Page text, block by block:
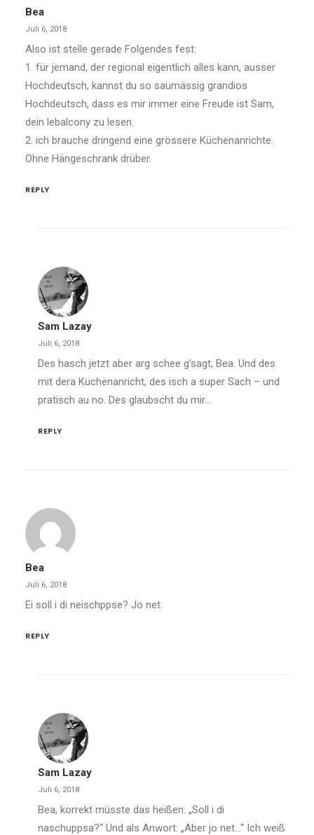
Bea
Juli 6, 2018
Also ist stelle gerade Folgendes fest:
1. für jemand, der regional eigentlich alles kann, ausser
Hochdeutsch, kannst du so saumässig grandios
Hochdeutsch, dass es mir immer eine Freude ist Sam,
dein lebalcony zu lesen.
2. ich brauche dringend eine grössere Küchenanrichte.
Ohne Hängeschrank drüber.
REPLY
Sam Lazay
Juli 6, 2018
Des hasch jetzt aber arg schee g’sagt, Bea. Und des
mit dera Küchenanricht, des isch a super Sach – und
pratisch au no. Des glaubscht du mir…
REPLY
Bea
Juli 6, 2018
Ei soll i di neischppse? Jo net.
REPLY
Sam Lazay
Juli 6, 2018
Bea, korrekt müsste das heißen: „Soll i di
naschuppsa?“ Und als Anwort: „Aber jo net…“ Ich weiß